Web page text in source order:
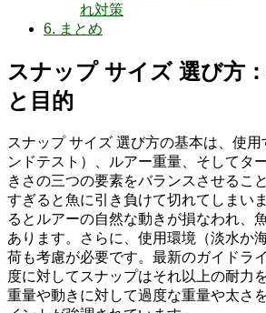
れ対策
6. まとめ
スナップ サイズ 選び方
と目的
スナップ サイズ 選び方の基本は、使
ンドテスト）、ルアー重量、そしてタ
きさの三つの要素をバランスさせるこ
すぎると魚に引き負けて切れてしまい
るとルアーの自然な動きが損なわれ、
あります。さらに、使用環境（淡水か
荷も考慮が必要です。最新のガイドラ
度に対してスナップはそれ以上の耐力
重量や動きに対して過度な重量や太さ